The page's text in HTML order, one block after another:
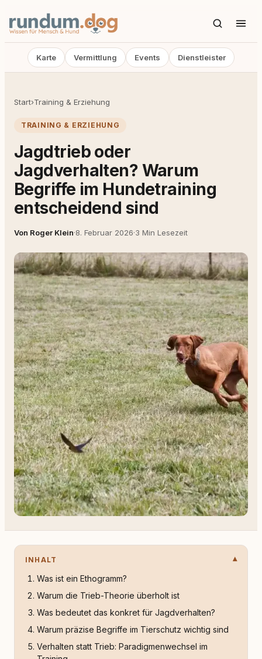
Karte Vermittlung Events Dienstleister
Start›Training & Erziehung
TRAINING & ERZIEHUNG
Jagdtrieb oder
Jagdverhalten? Warum
Begriffe im Hundetraining
entscheidend sind
Von Roger Klein·8. Februar 2026·3 Min Lesezeit
INHALT
Was ist ein Ethogramm?
Warum die Trieb-Theorie überholt ist
Was bedeutet das konkret für Jagdverhalten?
Warum präzise Begriffe im Tierschutz wichtig sind
Verhalten statt Trieb: Paradigmenwechsel im